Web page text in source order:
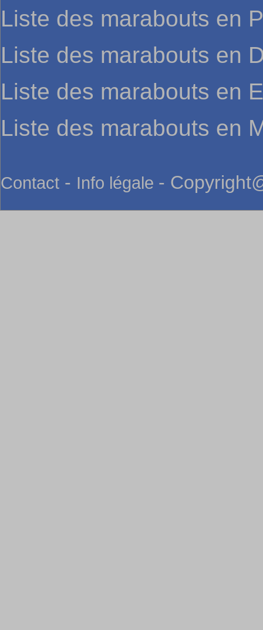
Liste des marabouts en
Liste des marabouts en
Liste des marabouts en
Liste des marabouts en
Contact - Info légale -